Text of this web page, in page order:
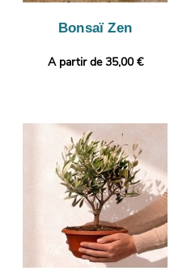
Bonsaï Zen
A partir de 35,00 €